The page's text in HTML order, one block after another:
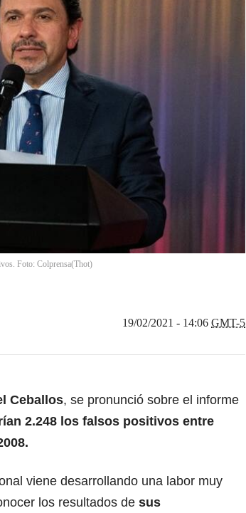
Foto: Colprensa(Thot)
19/02/2021 - 14:06 GMT-5
Ceballos, se pronunció sobre el informe
2.248 los falsos positivos entre
viene desarrollando una labor muy
los resultados de sus